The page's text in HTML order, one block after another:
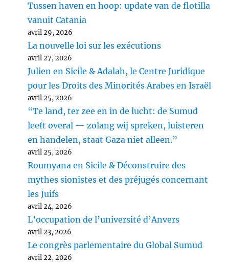
Tussen haven en hoop: update van de flotilla
vanuit Catania
avril 29, 2026
La nouvelle loi sur les exécutions
avril 27, 2026
Julien en Sicile & Adalah, le Centre Juridique
pour les Droits des Minorités Arabes en Israël
avril 25, 2026
“Te land, ter zee en in de lucht: de Sumud
leeft overal — zolang wij spreken, luisteren
en handelen, staat Gaza niet alleen.”
avril 25, 2026
Roumyana en Sicile & Déconstruire des
mythes sionistes et des préjugés concernant
les Juifs
avril 24, 2026
L’occupation de l’université d’Anvers
avril 23, 2026
Le congrès parlementaire du Global Sumud
avril 22, 2026